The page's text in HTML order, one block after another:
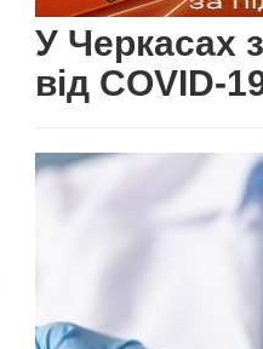
У Черкасах
від COVID-